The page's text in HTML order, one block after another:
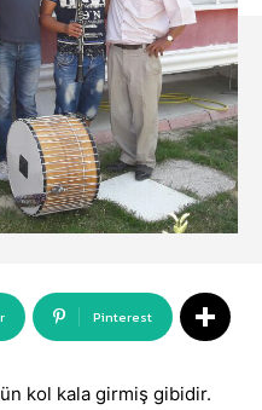
Pinterest
kol kala girmiş gibidir.